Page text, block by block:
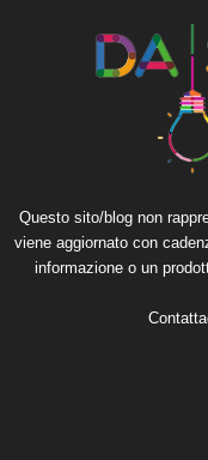
Questo sito/blog non
viene aggiornato con
informazione o un